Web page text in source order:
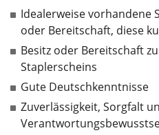
Idealerweise vorhandene
oder Bereitschaft, diese
Besitz oder Bereitschaft
Staplerscheins
Gute Deutschkenntnisse
Zuverlässigkeit, Sorgfalt